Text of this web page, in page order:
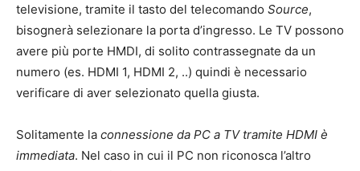
televisione, tramite il tasto del telecomando Source,
bisognerà selezionare la porta d’ingresso. Le TV possono
avere più porte HMDI, di solito contrassegnate da un
numero (es. HDMI 1, HDMI 2, ..) quindi è necessario
verificare di aver selezionato quella giusta.
Solitamente la connessione da PC a TV tramite HDMI è
immediata. Nel caso in cui il PC non riconosca l’altro